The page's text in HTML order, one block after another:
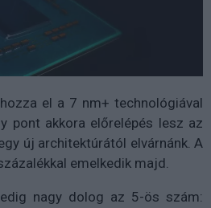
el a 7 nm+ technológiával
pont akkora előrelépés lesz az
új architektúrától elvárnánk. A
emelkedik majd.
nagy dolog az 5-ös szám: